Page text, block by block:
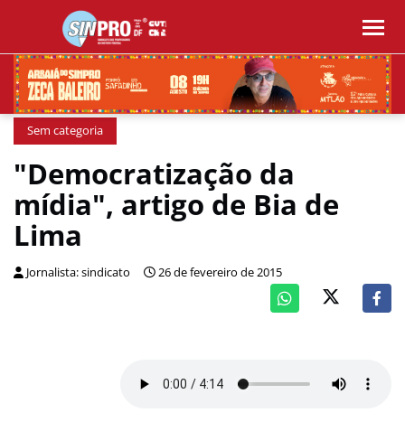
Sem categoria
"Democratização da
mídia", artigo de Bia de
Lima
Jornalista: sindicato 26 de fevereiro de 2015